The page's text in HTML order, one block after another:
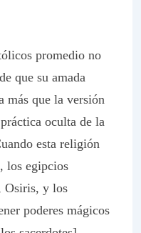
promedio no
que su amada
más que la versión
oculta de la
esta religión
los egipcios
Osiris, y los
poderes mágicos